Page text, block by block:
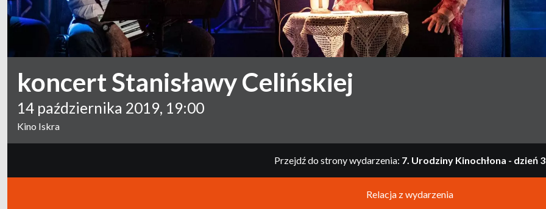
koncert Stanisławy Celińskiej
14 października 2019, 19:00
Kino Iskra
Przejdź do strony wydarzenia: 7. Urodziny Kinochłona - dzień 3
Relacja z wydarzenia